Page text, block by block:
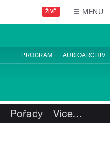
ŽIVĚ MENU
PROGRAM AUDIOARCHIV
Pořady Více…